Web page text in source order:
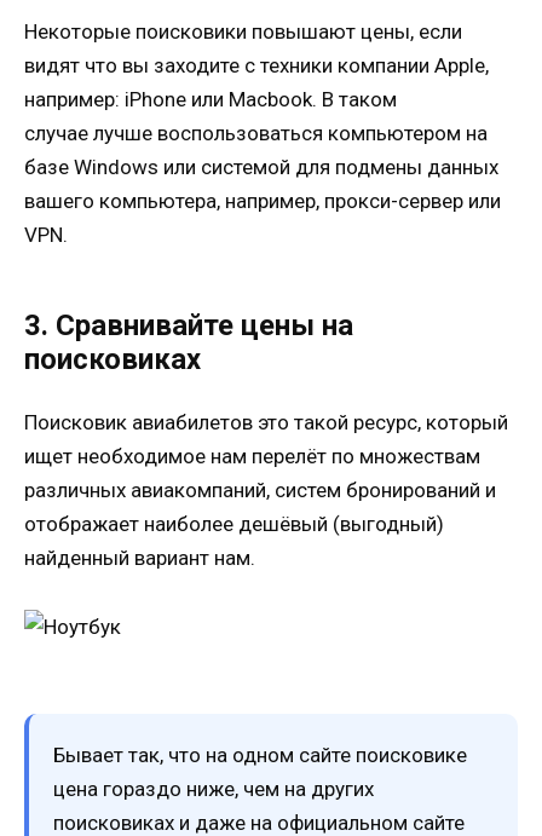
Некоторые поисковики повышают цены, если
видят что вы заходите с техники компании Apple,
например: iPhone или Macbook. В таком
случае лучше воспользоваться компьютером на
базе Windows или системой для подмены данных
вашего компьютера, например, прокси-сервер или
VPN.
3. Сравнивайте цены на
поисковиках
Поисковик авиабилетов это такой ресурс, который
ищет необходимое нам перелёт по множествам
различных авиакомпаний, систем бронирований и
отображает наиболее дешёвый (выгодный)
найденный вариант нам.
Бывает так, что на одном сайте поисковике
цена гораздо ниже, чем на других
поисковиках и даже на официальном сайте